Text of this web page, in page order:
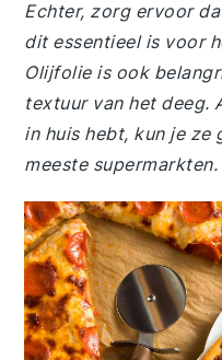
Echter, zorg ervoor
dit essentieel is voor
Olijfolie is ook
textuur van het deeg.
in huis hebt, kun je ze
meeste supermarkten.